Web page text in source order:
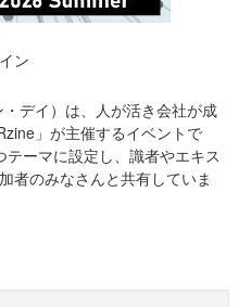
ン
デイ）は、人が活き会社が成
」が主催するイベントで
ーマに設定し、識者やエキス
者のみなさんと共有していま